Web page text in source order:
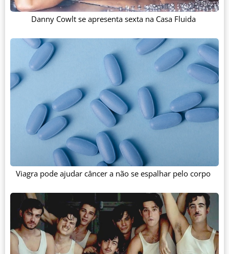
Danny Cowlt se apresenta sexta na Casa Fluida
Viagra pode ajudar câncer a não se espalhar pelo corpo